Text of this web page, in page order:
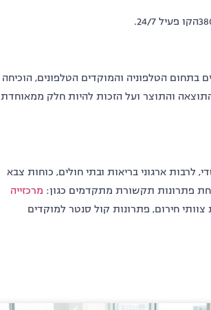
בתחום הטלפוניה והמוקדים הטלפונים, הוכיחה
התוצאה והתוצר ועל הזכות להיות חלק ממאוחדת
ארגוני בריאות ובתי חולים, כוחות צבא
פתרונות תקשורת מתקדמים כגון: מרכזייה
חירום, פתרונות קול סנטר למוקדים